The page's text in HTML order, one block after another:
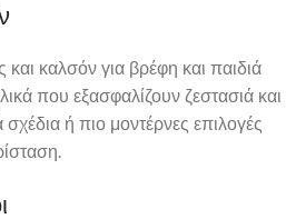
καλσόν για βρέφη και παιδιά
που εξασφαλίζουν ζεστασιά και
ή πιο μοντέρνες επιλογές